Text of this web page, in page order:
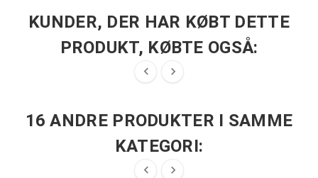
KUNDER, DER HAR KØBT DETTE
PRODUKT, KØBTE OGSÅ:
 
16 ANDRE PRODUKTER I SAMME
KATEGORI:
 